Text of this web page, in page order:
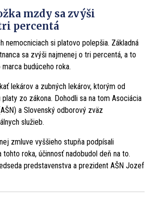
mzdy sa zvýši
percentá
nemocniciach si platovo polepšia. Základná
sa zvýši najmenej o tri percentá, a to
budúceho roka.
lekárov a zubných lekárov, ktorým od
zo zákona. Dohodli sa na tom Asociácia
a Slovenský odborový zväz
služieb.
zmluve vyššieho stupňa podpísali
roka, účinnosť nadobudol deň na to.
predstavenstva a prezident AŠN Jozef